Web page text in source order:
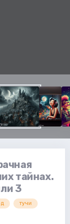
тайнах.
3
тучи